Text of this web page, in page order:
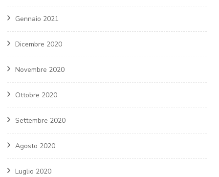
Gennaio 2021
Dicembre 2020
Novembre 2020
Ottobre 2020
Settembre 2020
Agosto 2020
Luglio 2020